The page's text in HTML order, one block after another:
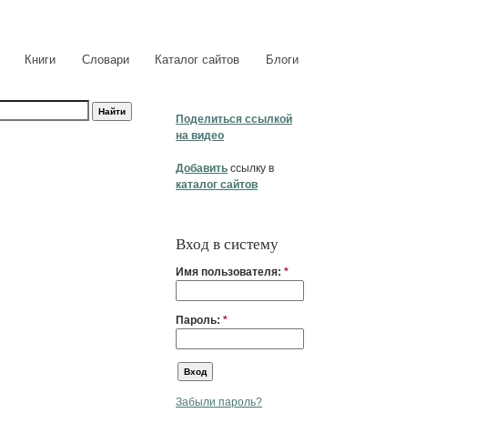
Книги Словари Каталог сайтов Блоги
Поделиться ссылкой
на видео
Добавить ссылку в
каталог сайтов
Вход в систему
Имя пользователя: *
Пароль: *
Забыли пароль?